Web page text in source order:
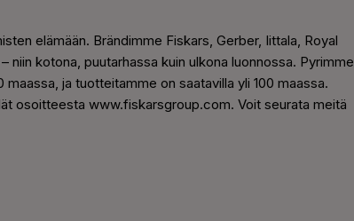
elämään. Brändimme Fiskars, Gerber, Iittala, Royal
kotona, puutarhassa kuin ulkona luonnossa. Pyrimme
ja tuotteitamme on saatavilla yli 100 maassa.
osoitteesta www.fiskarsgroup.com. Voit seurata meitä